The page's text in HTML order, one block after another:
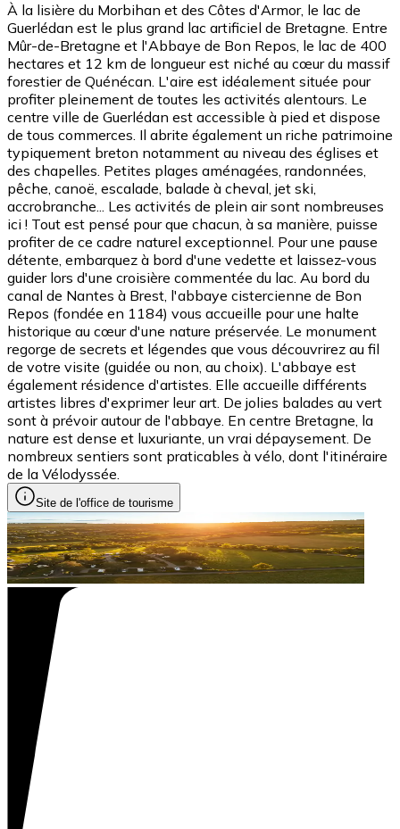
À la lisière du Morbihan et des Côtes d'Armor, le lac de
Guerlédan est le plus grand lac artificiel de Bretagne. Entre
Mûr-de-Bretagne et l'Abbaye de Bon Repos, le lac de 400
hectares et 12 km de longueur est niché au cœur du massif
forestier de Quénécan. L'aire est idéalement située pour
profiter pleinement de toutes les activités alentours. Le
centre ville de Guerlédan est accessible à pied et dispose
de tous commerces. Il abrite également un riche patrimoine
typiquement breton notamment au niveau des églises et
des chapelles. Petites plages aménagées, randonnées,
pêche, canoë, escalade, balade à cheval, jet ski,
accrobranche... Les activités de plein air sont nombreuses
ici ! Tout est pensé pour que chacun, à sa manière, puisse
profiter de ce cadre naturel exceptionnel. Pour une pause
détente, embarquez à bord d'une vedette et laissez-vous
guider lors d'une croisière commentée du lac. Au bord du
canal de Nantes à Brest, l'abbaye cistercienne de Bon
Repos (fondée en 1184) vous accueille pour une halte
historique au cœur d'une nature préservée. Le monument
regorge de secrets et légendes que vous découvrirez au fil
de votre visite (guidée ou non, au choix). L'abbaye est
également résidence d'artistes. Elle accueille différents
artistes libres d'exprimer leur art. De jolies balades au vert
sont à prévoir autour de l'abbaye. En centre Bretagne, la
nature est dense et luxuriante, un vrai dépaysement. De
nombreux sentiers sont praticables à vélo, dont l'itinéraire
de la Vélodyssée.
Site de l'office de tourisme